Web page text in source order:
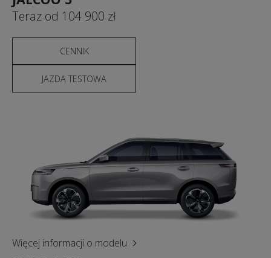
Teraz od 104 900 zł
CENNIK
JAZDA TESTOWA
Więcej informacji o modelu